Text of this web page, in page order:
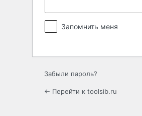
Запомнить меня
Забыли пароль?
← Перейти к toolsib.ru